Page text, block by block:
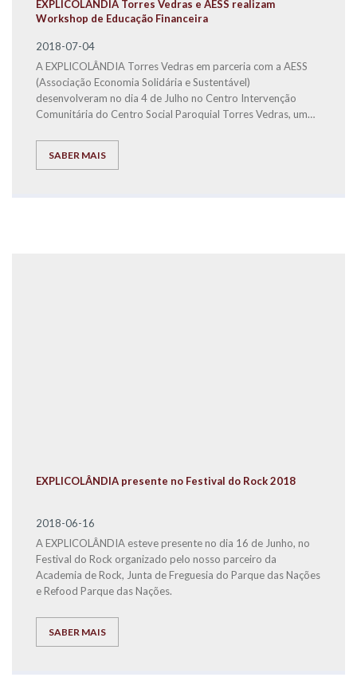
EXPLICOLÂNDIA Torres Vedras e AESS realizam
Workshop de Educação Financeira
2018-07-04
A EXPLICOLÂNDIA Torres Vedras em parceria com a AESS
(Associação Economia Solidária e Sustentável)
desenvolveram no dia 4 de Julho no Centro Intervenção
Comunitária do Centro Social Paroquial Torres Vedras, um
SABER MAIS
EXPLICOLÂNDIA presente no Festival do Rock 2018
2018-06-16
A EXPLICOLÂNDIA esteve presente no dia 16 de Junho, no
Festival do Rock organizado pelo nosso parceiro da
Academia de Rock, Junta de Freguesia do Parque das Nações
e Refood Parque das Nações.
SABER MAIS